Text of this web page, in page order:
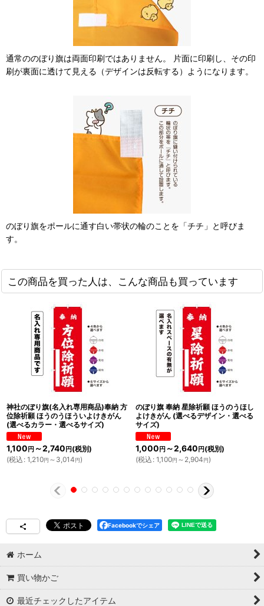
通常ののぼり旗は両面印刷ではありません。 片面に印刷し、その印
刷が裏面に透けて見える（デザインは反転する）ようになります。
のぼり旗をポールに通す白い帯状の輪のことを「チチ」と呼びま
す。
この商品を買った人は、こんな商品も買っています
神社のぼり旗(名入れ専用商品)奉納 方
位除祈願 ほうのうほういよけきがん
(選べるカラー・選べるサイズ)
1,100 円 ～2,740 円 (税別)
(税込 : 1,210円 ～3,014円)
のぼり旗 奉納 星除祈願 ほうのうほし
よけきがん (選べるデザイン・選べる
サイズ)
1,000 円 ～2,640 円 (税別)
(税込 : 1,100円 ～2,904円)
Facebookでシェア
ホーム
買い物かご
最近チェックしたアイテム